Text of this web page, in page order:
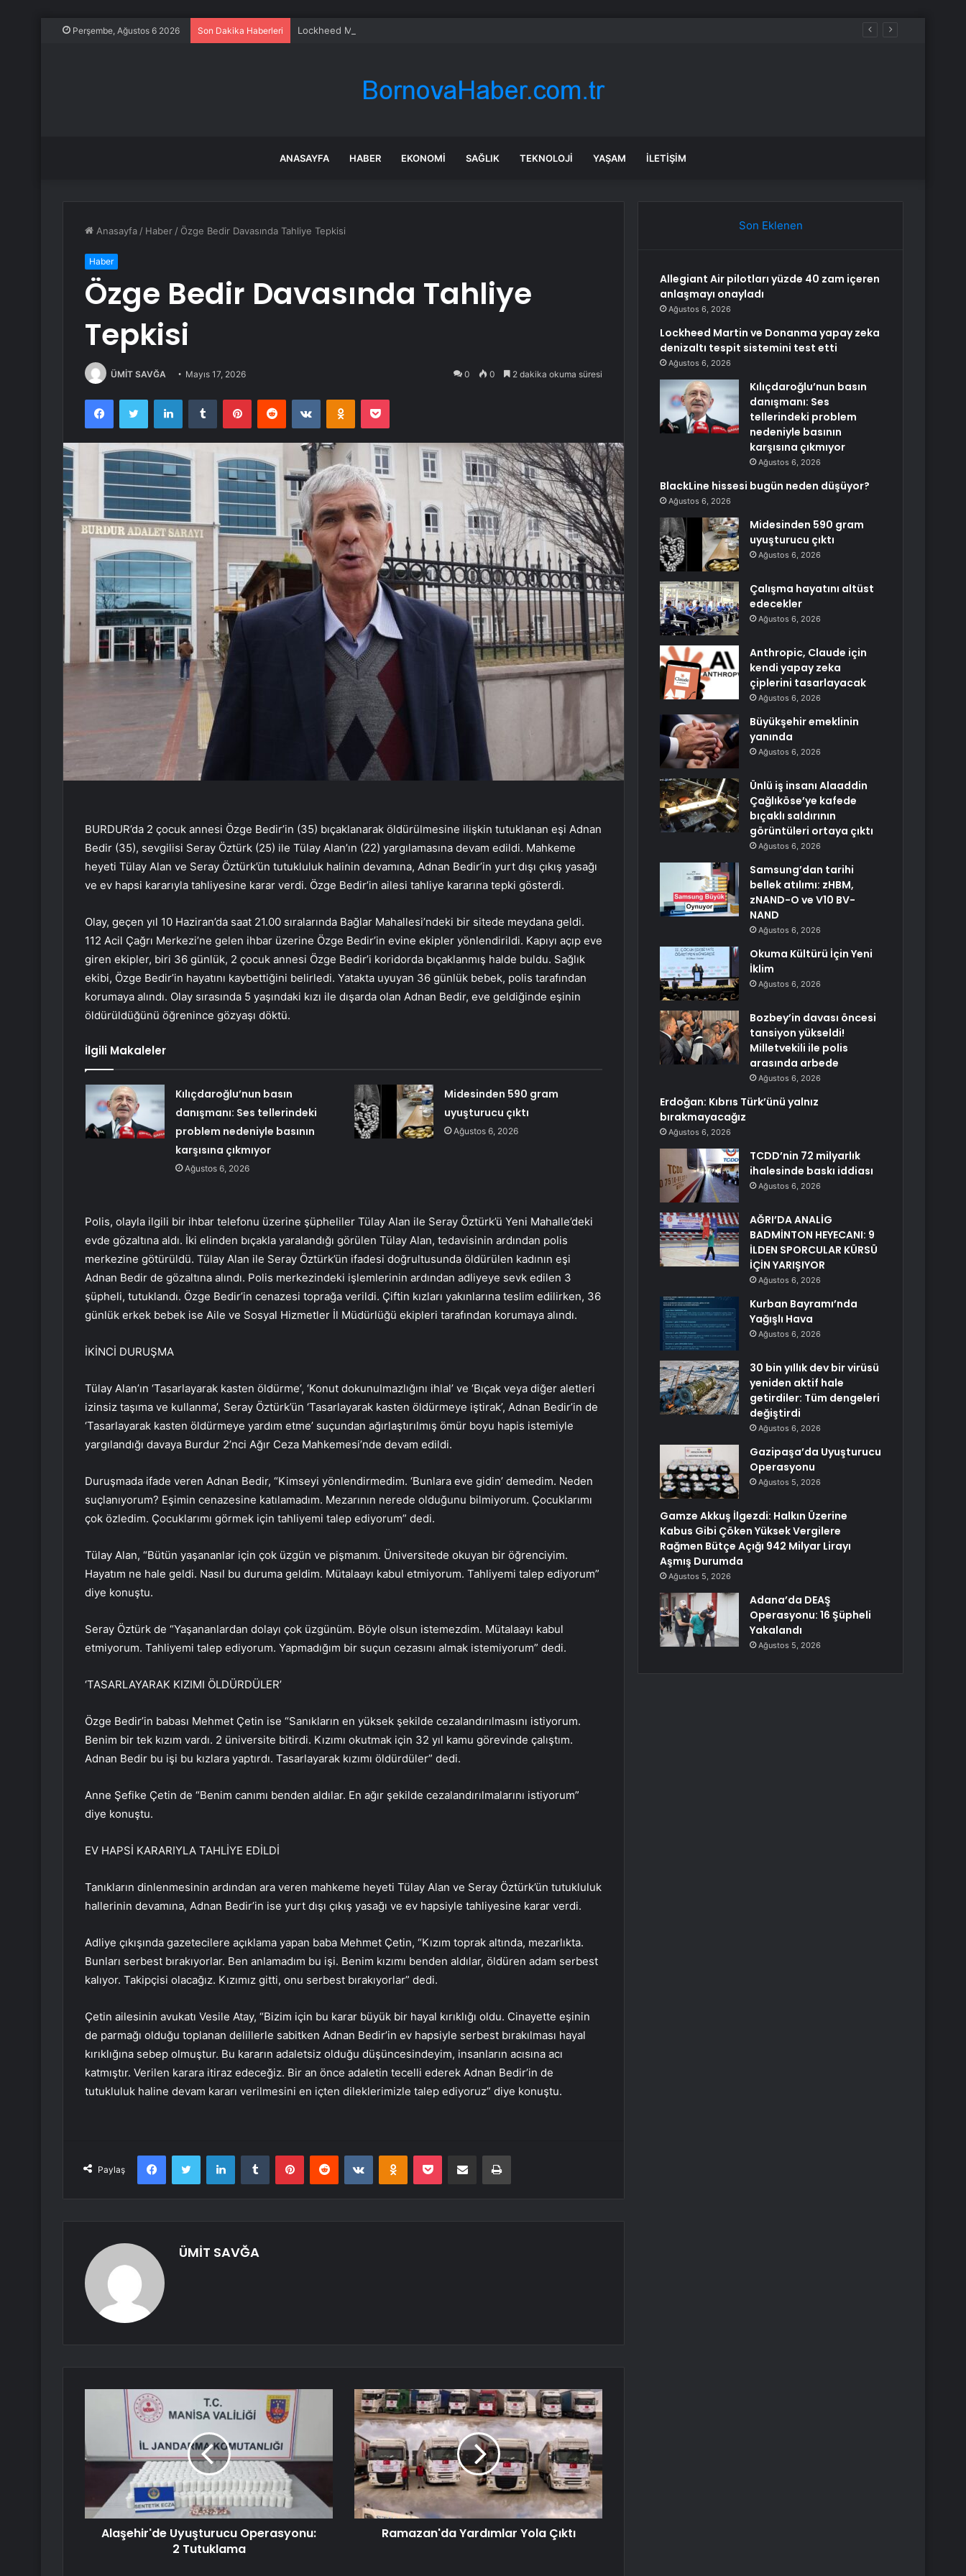
Perşembe, Ağustos 6 2026 Son Dakika Haberleri Lockheed Martin ve Donanma yapay zeka denizaltı tespit sistemini test etti
ANASAYFA HABER EKONOMI SAĞLIK TEKNOLOJI YAŞAM İLETIŞIM
Anasayfa / Haber / Özge Bedir Davasında Tahliye Tepkisi
Haber
Özge Bedir Davasında Tahliye
Tepkisi
ÜMİT SAVĞA Mayıs 17, 2026 0 0 2 dakika okuma süresi
FacebookTwitter LinkedInTumblr PinterestReddit VKontakteOdnoklassniki
Pocket
BURDUR’da 2 çocuk annesi Özge Bedir’in (35) bıçaklanarak öldürülmesine ilişkin tutuklanan eşi Adnan
Bedir (35), sevgilisi Seray Öztürk (25) ile Tülay Alan’ın (22) yargılamasına devam edildi. Mahkeme
heyeti Tülay Alan ve Seray Öztürk’ün tutukluluk halinin devamına, Adnan Bedir’in yurt dışı çıkış yasağı
ve ev hapsi kararıyla tahliyesine karar verdi. Özge Bedir’in ailesi tahliye kararına tepki gösterdi.
Olay, geçen yıl 10 Haziran’da saat 21.00 sıralarında Bağlar Mahallesi’ndeki bir sitede meydana geldi.
112 Acil Çağrı Merkezi’ne gelen ihbar üzerine Özge Bedir’in evine ekipler yönlendirildi. Kapıyı açıp eve
giren ekipler, biri 36 günlük, 2 çocuk annesi Özge Bedir’i koridorda bıçaklanmış halde buldu. Sağlık
ekibi, Özge Bedir’in hayatını kaybettiğini belirledi. Yatakta uyuyan 36 günlük bebek, polis tarafından
korumaya alındı. Olay sırasında 5 yaşındaki kızı ile dışarda olan Adnan Bedir, eve geldiğinde eşinin
öldürüldüğünü öğrenince gözyaşı döktü.
İlgili Makaleler
Kılıçdaroğlu’nun basın
danışmanı: Ses tellerindeki
problem nedeniyle basının
karşısına çıkmıyor
Ağustos 6, 2026
Midesinden 590 gram
uyuşturucu çıktı
Ağustos 6, 2026
Polis, olayla ilgili bir ihbar telefonu üzerine şüpheliler Tülay Alan ile Seray Öztürk’ü Yeni Mahalle’deki
evde gözaltına aldı. İki elinden bıçakla yaralandığı görülen Tülay Alan, tedavisinin ardından polis
merkezine götürüldü. Tülay Alan ile Seray Öztürk’ün ifadesi doğrultusunda öldürülen kadının eşi
Adnan Bedir de gözaltına alındı. Polis merkezindeki işlemlerinin ardından adliyeye sevk edilen 3
şüpheli, tutuklandı. Özge Bedir’in cenazesi toprağa verildi. Çiftin kızları yakınlarına teslim edilirken, 36
günlük erkek bebek ise Aile ve Sosyal Hizmetler İl Müdürlüğü ekipleri tarafından korumaya alındı.
İKİNCİ DURUŞMA
Tülay Alan’ın ‘Tasarlayarak kasten öldürme’, ‘Konut dokunulmazlığını ihlal’ ve ‘Bıçak veya diğer aletleri
izinsiz taşıma ve kullanma’, Seray Öztürk’ün ‘Tasarlayarak kasten öldürmeye iştirak’, Adnan Bedir’in de
‘Tasarlayarak kasten öldürmeye yardım etme’ suçundan ağırlaştırılmış ömür boyu hapis istemiyle
yargılandığı davaya Burdur 2’nci Ağır Ceza Mahkemesi’nde devam edildi.
Duruşmada ifade veren Adnan Bedir, “Kimseyi yönlendirmedim. ‘Bunlara eve gidin’ demedim. Neden
suçlanıyorum? Eşimin cenazesine katılamadım. Mezarının nerede olduğunu bilmiyorum. Çocuklarımı
çok özledim. Çocuklarımı görmek için tahliyemi talep ediyorum” dedi.
Tülay Alan, “Bütün yaşananlar için çok üzgün ve pişmanım. Üniversitede okuyan bir öğrenciyim.
Hayatım ne hale geldi. Nasıl bu duruma geldim. Mütalaayı kabul etmiyorum. Tahliyemi talep ediyorum”
diye konuştu.
Seray Öztürk de “Yaşananlardan dolayı çok üzgünüm. Böyle olsun istemezdim. Mütalaayı kabul
etmiyorum. Tahliyemi talep ediyorum. Yapmadığım bir suçun cezasını almak istemiyorum” dedi.
‘TASARLAYARAK KIZIMI ÖLDÜRDÜLER’
Özge Bedir’in babası Mehmet Çetin ise “Sanıkların en yüksek şekilde cezalandırılmasını istiyorum.
Benim bir tek kızım vardı. 2 üniversite bitirdi. Kızımı okutmak için 32 yıl kamu görevinde çalıştım.
Adnan Bedir bu işi bu kızlara yaptırdı. Tasarlayarak kızımı öldürdüler” dedi.
Anne Şefike Çetin de “Benim canımı benden aldılar. En ağır şekilde cezalandırılmalarını istiyorum”
diye konuştu.
EV HAPSİ KARARIYLA TAHLİYE EDİLDİ
Tanıkların dinlenmesinin ardından ara veren mahkeme heyeti Tülay Alan ve Seray Öztürk’ün tutukluluk
hallerinin devamına, Adnan Bedir’in ise yurt dışı çıkış yasağı ve ev hapsiyle tahliyesine karar verdi.
Adliye çıkışında gazetecilere açıklama yapan baba Mehmet Çetin, “Kızım toprak altında, mezarlıkta.
Bunları serbest bırakıyorlar. Ben anlamadım bu işi. Benim kızımı benden aldılar, öldüren adam serbest
kalıyor. Takipçisi olacağız. Kızımız gitti, onu serbest bırakıyorlar” dedi.
Çetin ailesinin avukatı Vesile Atay, “Bizim için bu karar büyük bir hayal kırıklığı oldu. Cinayette eşinin
de parmağı olduğu toplanan delillerle sabitken Adnan Bedir’in ev hapsiyle serbest bırakılması hayal
kırıklığına sebep olmuştur. Bu kararın adaletsiz olduğu düşüncesindeyim, insanların acısına acı
katmıştır. Verilen karara itiraz edeceğiz. Bir an önce adaletin tecelli ederek Adnan Bedir’in de
tutukluluk haline devam kararı verilmesini en içten dileklerimizle talep ediyoruz” diye konuştu.
Paylaş
FacebookTwitter LinkedInTumblr PinterestReddit VKontakteOdnoklassniki
Pocket E-Posta ile paylaş Yazdır
ÜMİT SAVĞA
Alaşehir'de Uyuşturucu Operasyonu:
2 Tutuklama
Ramazan'da Yardımlar Yola Çıktı
Son Eklenen
Allegiant Air pilotları yüzde 40 zam içeren
anlaşmayı onayladı
Ağustos 6, 2026
Lockheed Martin ve Donanma yapay zeka
denizaltı tespit sistemini test etti
Ağustos 6, 2026
Kılıçdaroğlu’nun basın
danışmanı: Ses
tellerindeki problem
nedeniyle basının
karşısına çıkmıyor
Ağustos 6, 2026
BlackLine hissesi bugün neden düşüyor?
Ağustos 6, 2026
Midesinden 590 gram
uyuşturucu çıktı
Ağustos 6, 2026
Çalışma hayatını altüst
edecekler
Ağustos 6, 2026
Anthropic, Claude için
kendi yapay zeka
çiplerini tasarlayacak
Ağustos 6, 2026
Büyükşehir emeklinin
yanında
Ağustos 6, 2026
Ünlü iş insanı Alaaddin
Çağlıköse’ye kafede
bıçaklı saldırının
görüntüleri ortaya çıktı
Ağustos 6, 2026
Samsung’dan tarihi
bellek atılımı: zHBM,
zNAND-O ve V10 BV-
NAND
Ağustos 6, 2026
Okuma Kültürü İçin Yeni
İklim
Ağustos 6, 2026
Bozbey’in davası öncesi
tansiyon yükseldi!
Milletvekili ile polis
arasında arbede
Ağustos 6, 2026
Erdoğan: Kıbrıs Türk’ünü yalnız
bırakmayacağız
Ağustos 6, 2026
TCDD’nin 72 milyarlık
ihalesinde baskı iddiası
Ağustos 6, 2026
AĞRI’DA ANALİG
BADMİNTON HEYECANI: 9
İLDEN SPORCULAR KÜRSÜ
İÇİN YARIŞIYOR
Ağustos 6, 2026
Kurban Bayramı’nda
Yağışlı Hava
Ağustos 6, 2026
30 bin yıllık dev bir virüsü
yeniden aktif hale
getirdiler: Tüm dengeleri
değiştirdi
Ağustos 6, 2026
Gazipaşa’da Uyuşturucu
Operasyonu
Ağustos 5, 2026
Gamze Akkuş İlgezdi: Halkın Üzerine
Kabus Gibi Çöken Yüksek Vergilere
Rağmen Bütçe Açığı 942 Milyar Lirayı
Aşmış Durumda
Ağustos 5, 2026
Adana’da DEAŞ
Operasyonu: 16 Şüpheli
Yakalandı
Ağustos 5, 2026